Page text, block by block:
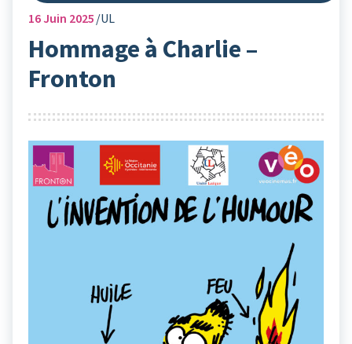
16Juin 2025 UL
Hommage à Charlie –
Fronton